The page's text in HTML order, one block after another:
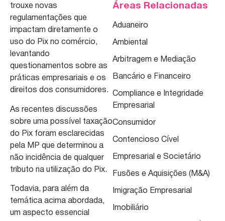
trouxe novas
regulamentações que
impactam diretamente o
uso do Pix no comércio,
levantando
questionamentos sobre as
práticas empresariais e os
direitos dos consumidores.
As recentes discussões
sobre uma possível taxação
do Pix foram esclarecidas
pela MP que determinou a
não incidência de qualquer
tributo na utilização do Pix.
Todavia, para além da
temática acima abordada,
um aspecto essencial
Áreas Relacionadas
Aduaneiro
Ambiental
Arbitragem e Mediação
Bancário e Financeiro
Compliance e Integridade
Empresarial
Consumidor
Contencioso Cível
Empresarial e Societário
Fusões e Aquisições (M&A)
Imigração Empresarial
Imobiliário